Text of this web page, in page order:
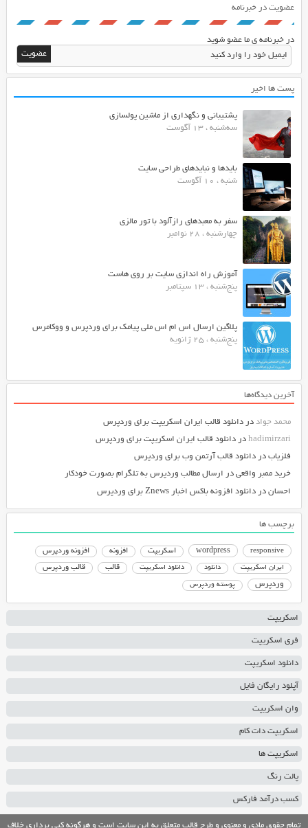
عضویت در خبرنامه
در خبرنامه ی ما عضو شوید
پست ها اخیر
پشتیبانی و نگهداری از ماشین پولسازی
سه‌شنبه ، 13 آگوست
بایدها و نبایدهای طراحی سایت
شنبه ، 10 آگوست
سفر به معبدهای رازآلود با تور مالزی
چهارشنبه ، 28 نوامبر
آموزش راه اندازی سایت بر روی هاست
پنج‌شنبه ، 13 سپتامبر
پلاگین ارسال اس ام اس ملی پیامک برای وردپرس و ووکامرس
پنج‌شنبه ، 25 ژانویه
آخرین دیدگاه‌ها
محمد جواددر دانلود قالب ایران اسکریپت برای وردپرس
hadimirzariدر دانلود قالب ایران اسکریپت برای وردپرس
فلزیابدر دانلود قالب آرتمن وب برای وردپرس
خرید ممبر واقعیدر ارسال مطالب وردپرس به تلگرام بصورت خودکار
احساندر دانلود افزونه باکس اخبار Znews برای وردپرس
برچسب ها
responsive
wordpress اسکریپت افزونه افزونه وردپرس
ایران اسکریپت دانلود دانلود اسکریپت قالب قالب وردپرس
وردپرس پوسته وردپرس
اسکریپت
فری اسکریپت
دانلود اسکریپت
آپلود رایگان فایل
وان اسکریپت
اسکریپت دات کام
اسکریپت ها
پالت رنگ
کسب درآمد فارکس
تمام حقوق مادی و معنوی و طرح قالب متعلق به این سایت است و هرگونه کپی برداری خلاف